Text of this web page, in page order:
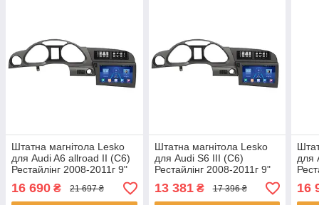
Штатна магнітола Lesko
для Audi A6 allroad II (C6)
Рестайлінг 2008-2011г 9"
4/32Gb 4G Wi-Fi GPS Top
1 шт.
16 690 ₴ 21 697 ₴
Штатна магнітола Lesko
для Audi S6 III (C6)
Рестайлінг 2008-2011г 9"
2/32Gb 4G Wi-Fi GPS Top
1 шт.
13 381₴ 17 396 ₴
для
1 шт.
16